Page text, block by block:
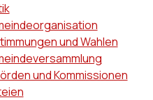
und Wahlen
und Kommissionen